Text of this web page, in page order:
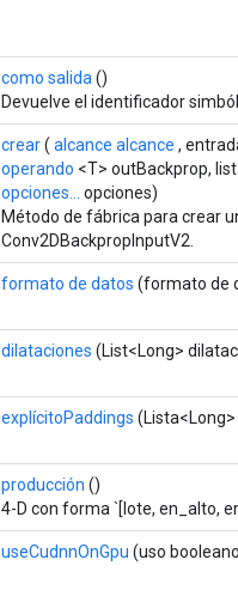
como salida ()
Devuelve el identificador
crear( alcance alcance ,
operando <T> outBackprop,
opciones...
opciones)
Método de fábrica para crear
Conv2DBackpropInputV2.
formato de datos (formato de
dilataciones (List<Long>
explícitoPaddings
producción ()
4-D con forma `[lote, en_alto,
useCudnnOnGpu (uso